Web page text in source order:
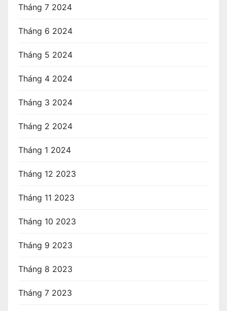
Tháng 7 2024
Tháng 6 2024
Tháng 5 2024
Tháng 4 2024
Tháng 3 2024
Tháng 2 2024
Tháng 1 2024
Tháng 12 2023
Tháng 11 2023
Tháng 10 2023
Tháng 9 2023
Tháng 8 2023
Tháng 7 2023